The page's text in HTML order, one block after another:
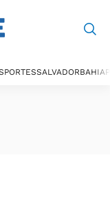
SALVADORBAHIA